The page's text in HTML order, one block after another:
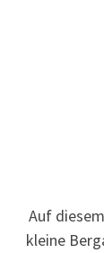
Auf
kleine